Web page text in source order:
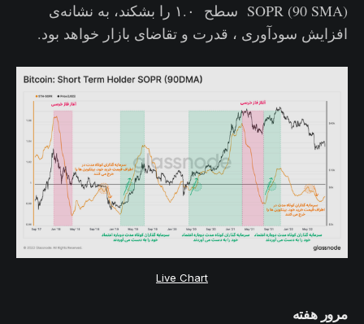
SOPR (90 SMA) سطح ۱.۰ را بشکند، به نشانه‌ی
افزایش سودآوری ، قدرت و تقاضای بازار خواهد بود.
Live Chart
مرور هفته